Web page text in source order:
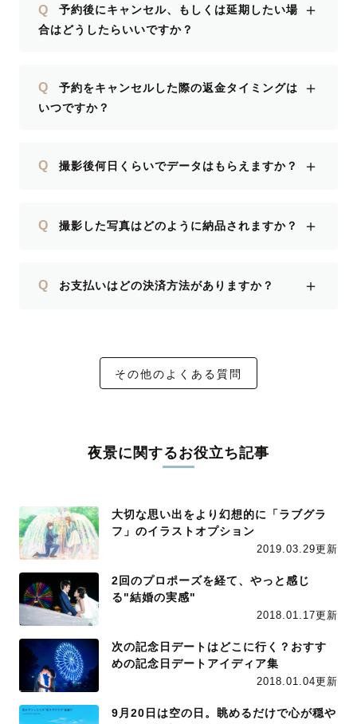
Q
予約後にキャンセル、もしくは延期したい場
合はどうしたらいいですか？
＋
Q
予約をキャンセルした際の返金タイミングは
いつですか？
＋
Q 撮影後何日くらいでデータはもらえますか？ ＋
Q 撮影した写真はどのように納品されますか？ ＋
Q お支払いはどの決済方法がありますか？ ＋
その他のよくある質問
夜景に関するお役立ち記事
大切な思い出をより幻想的に「ラブグラ
フ」のイラストオプション
2019.03.29更新
2回のプロポーズを経て、やっと感じ
る"結婚の実感"
2018.01.17更新
次の記念日デートはどこに行く？おすす
めの記念日デートアイディア集
2018.01.04更新
9月20日は空の日。眺めるだけで心が穏や